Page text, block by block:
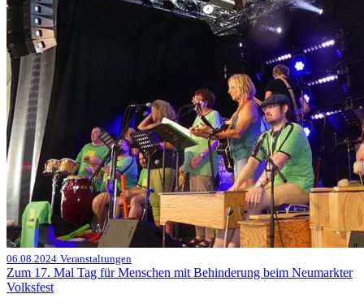
06.08.2024 Veranstaltungen
Zum 17. Mal Tag für Menschen mit Behinderung beim Neumarkter
Volksfest